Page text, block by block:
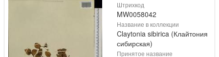
Штрихкод
MW0058042
Название в коллекции
Claytonia sibirica (Клайтония
сибирская)
Принятое название